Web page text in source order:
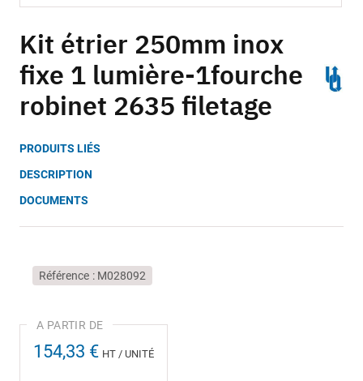
to
the
beginning
of
the
gallery
Kit étrier 250mm inox
fixe 1 lumière-1fourche
robinet 2635 filetage
PRODUITS LIÉS
DESCRIPTION
DOCUMENTS
Référence M028092
154,33 € HT / UNITÉ